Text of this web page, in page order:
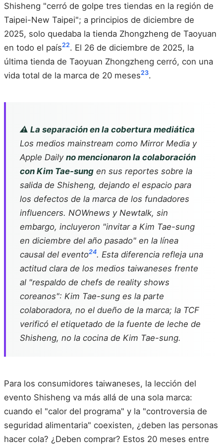
Shisheng "cerró de golpe tres tiendas en la región de
Taipei-New Taipei"; a principios de diciembre de
2025, solo quedaba la tienda Zhongzheng de Taoyuan
en todo el país22. El 26 de diciembre de 2025, la
última tienda de Taoyuan Zhongzheng cerró, con una
vida total de la marca de 20 meses23.
⚠️ La separación en la cobertura mediática
Los medios mainstream como Mirror Media y
Apple Daily no mencionaron la colaboración
con Kim Tae-sung en sus reportes sobre la
salida de Shisheng, dejando el espacio para
los defectos de la marca de los fundadores
influencers. NOWnews y Newtalk, sin
embargo, incluyeron "invitar a Kim Tae-sung
en diciembre del año pasado" en la línea
causal del evento24. Esta diferencia refleja una
actitud clara de los medios taiwaneses frente
al "respaldo de chefs de reality shows
coreanos": Kim Tae-sung es la parte
colaboradora, no el dueño de la marca; la TCF
verificó el etiquetado de la fuente de leche de
Shisheng, no la cocina de Kim Tae-sung.
Para los consumidores taiwaneses, la lección del
evento Shisheng va más allá de una sola marca:
cuando el "calor del programa" y la "controversia de
seguridad alimentaria" coexisten, ¿deben las personas
hacer cola? ¿Deben comprar? Estos 20 meses entre